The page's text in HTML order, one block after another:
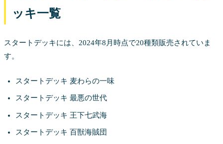
ッキ一覧
スタートデッキには、2024年8月時点で20種類販売されていま
す。
スタートデッキ 麦わらの一味
スタートデッキ 最悪の世代
スタートデッキ 王下七武海
スタートデッキ 百獣海賊団